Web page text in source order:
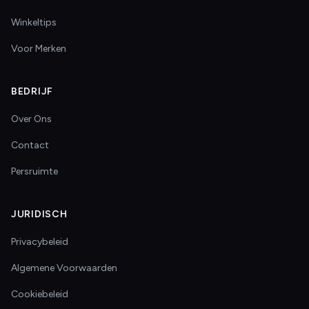
Winkeltips
Voor Merken
BEDRIJF
Over Ons
Contact
Persruimte
JURIDISCH
Privacybeleid
Algemene Voorwaarden
Cookiebeleid